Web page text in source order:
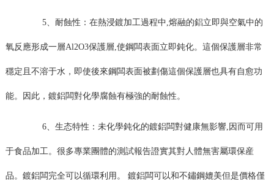
5、耐蝕性：在熱浸鍍加工過程中,熔融的鋁立即與空氣中的
氧反應形成一層Al2O3保護層,使鋼闆表面立即鈍化。這個保護層非常
穩定且不溶于水，即使後來鋼闆表面被劃傷這個保護層也具有自愈功
能。因此，鍍鋁闆對化學腐蝕有極強的耐蝕性。
6、生态特性：未化學鈍化的鍍鋁闆對健康無影響,因而可用
于食品加工。很多專業團體的測試報告證實其對人體無害屬環保産
品。鍍鋁闆完全可以循環利用。 鍍鋁闆可以和不鏽鋼媲美但是價格僅